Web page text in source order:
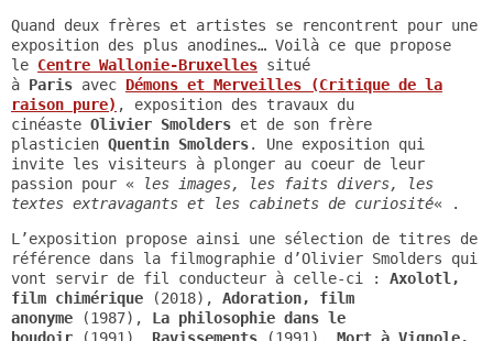
Quand deux frères et artistes se rencontrent pour une
exposition des plus anodines… Voilà ce que propose
le Centre Wallonie-Bruxelles situé
à Paris avec Démons et Merveilles (Critique de la
raison pure) , exposition des travaux du
cinéaste Olivier Smolders et de son frère
plasticien Quentin Smolders. Une exposition qui
invite les visiteurs à plonger au coeur de leur
passion pour «
les images, les faits divers, les
textes extravagants et les cabinets de curiosité« .
L’exposition propose ainsi une sélection de titres de
référence dans la filmographie d’Olivier Smolders qui
vont servir de fil conducteur à celle-ci : Axolotl ,
film chimérique (2018), Adoration, film
anonyme (1987), La philosophie dans le